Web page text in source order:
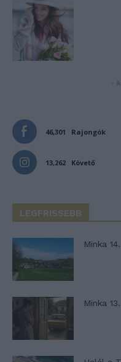
-
46,301 Rajongók
13,262 Követő
LEGFRISSEBB
Minka
Minka